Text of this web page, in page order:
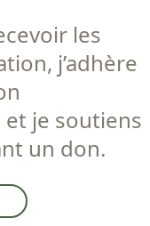
les
j’adhère
je soutiens
un don.